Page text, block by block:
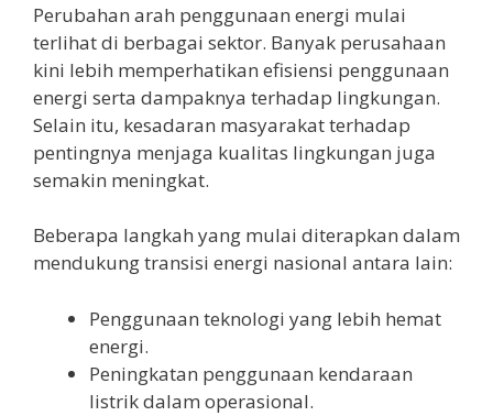
Perubahan arah penggunaan energi mulai
terlihat di berbagai sektor. Banyak perusahaan
kini lebih memperhatikan efisiensi penggunaan
energi serta dampaknya terhadap lingkungan.
Selain itu, kesadaran masyarakat terhadap
pentingnya menjaga kualitas lingkungan juga
semakin meningkat.
Beberapa langkah yang mulai diterapkan dalam
mendukung transisi energi nasional antara lain:
Penggunaan teknologi yang lebih hemat
energi.
Peningkatan penggunaan kendaraan
listrik dalam operasional.